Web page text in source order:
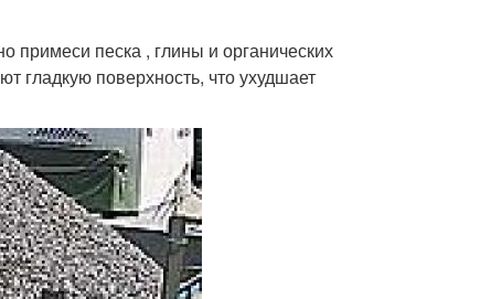
примеси песка , глины и органических
гладкую поверхность, что ухудшает